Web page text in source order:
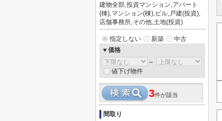
建物全部,投資マンション,アパート
(棟),マンション(棟),ビル,戸建(投資),
店舗事務所,その他,土地(投資)
指定しない 新築
中古
▼価格
～
値下げ物件
3件が該当
間取り